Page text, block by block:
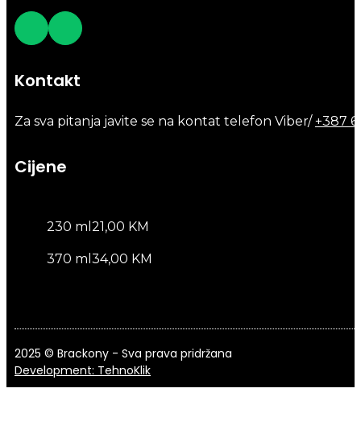
Kontakt
Za sva pitanja javite se na kontat telefon Viber/+387
Cijene
230 ml 21,00 KM
370 ml 34,00 KM
2025 © Brackony - Sva prava pridržana
Development: TehnoKlik